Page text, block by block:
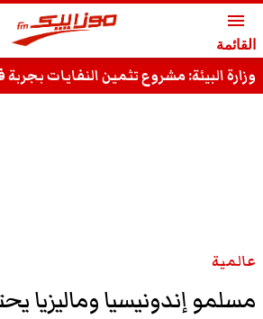
menu
القائمة
وزارة البيئة: مشروع تثمين النفايات
عالمية
مسلمو إندونيسيا وماليزيا